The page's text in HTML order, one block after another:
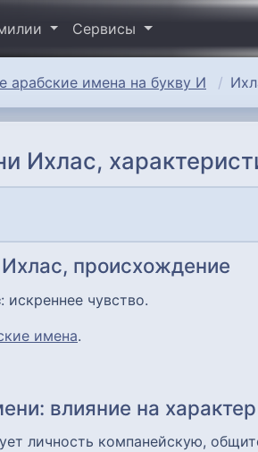
Сервисы
арабские имена на букву И
Ихлас,
происхождение
: искреннее чувство.
имена.
влияние на
личность компанейскую,